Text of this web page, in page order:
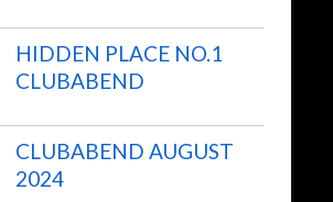
HIDDEN PLACE NO.1
CLUBABEND
CLUBABEND AUGUST
2024